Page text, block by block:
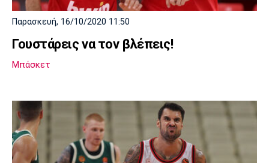
Παρασκευή, 16/10/2020 11:50
Γουστάρεις να τον βλέπεις!
Μπάσκετ